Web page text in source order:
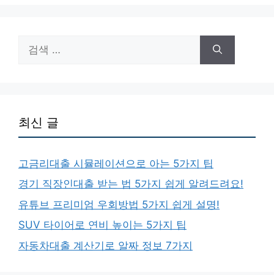
색:
최신 글
고금리대출 시뮬레이션으로 아는 5가지 팁
경기 직장인대출 받는 법 5가지 쉽게 알려드려요!
유튜브 프리미엄 우회방법 5가지 쉽게 설명!
SUV 타이어로 연비 높이는 5가지 팁
자동차대출 계산기로 알짜 정보 7가지